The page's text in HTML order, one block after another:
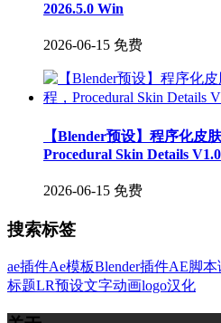
2026.5.0 Win
2026-06-15 免费
【Blender预设】程序化皮
Procedural Skin Details
2026-06-15 免费
搜索标签
ae插件Ae模板Blender插件AE脚本
标题LR预设文字动画logo汉化